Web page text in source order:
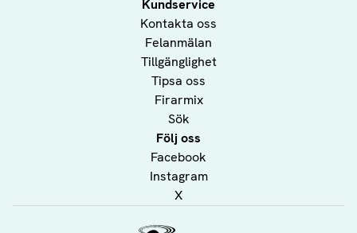
Kundservice
Kontakta oss
Felanmälan
Tillgänglighet
Tipsa oss
Firarmix
Sök
Följ oss
Facebook
Instagram
X